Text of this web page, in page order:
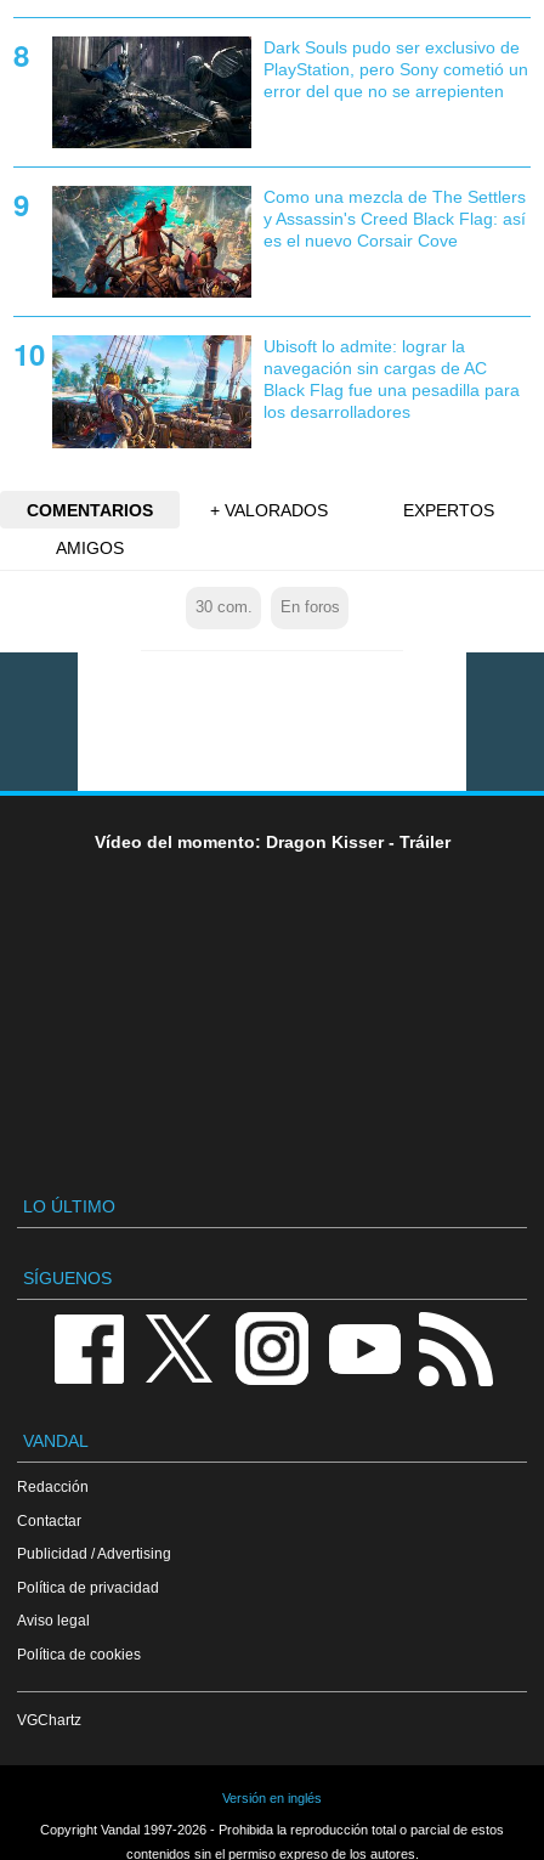
Dark Souls pudo ser exclusivo de
PlayStation, pero Sony cometió un
error del que no se arrepienten
Como una mezcla de The Settlers
y Assassin's Creed Black Flag: así
es el nuevo Corsair Cove
Ubisoft lo admite: lograr la
navegación sin cargas de AC
Black Flag fue una pesadilla para
los desarrolladores
COMENTARIOS + VALORADOS
EXPERTOS
AMIGOS
30com. En foros
Vídeo del momento: Dragon Kisser - Tráiler
LO ÚLTIMO
SÍGUENOS
VANDAL
Redacción
Contactar
Publicidad / Advertising
Política de privacidad
Aviso legal
Política de cookies
VGChartz
Versión en inglés
Copyright Vandal 1997-2026 - Prohibida la reproducción total o parcial de estos
contenidos sin el permiso expreso de los autores.